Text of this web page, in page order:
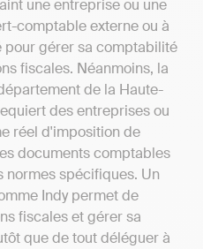
une entreprise ou une
comptable externe ou à
gérer sa comptabilité
fiscales. Néanmoins, la
de la Haute-
des entreprises ou
réel d'imposition de
documents comptables
normes spécifiques. Un
Indy permet de
fiscales et gérer sa
que de tout déléguer à